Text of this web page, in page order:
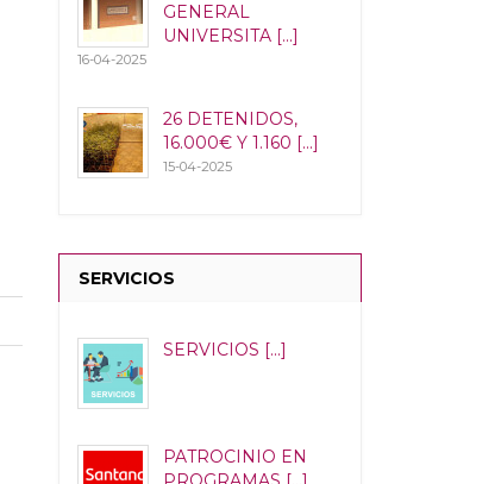
GENERAL
UNIVERSITA [...]
16-04-2025
26 DETENIDOS,
16.000€ Y 1.160 [...]
15-04-2025
SERVICIOS
SERVICIOS [...]
PATROCINIO EN